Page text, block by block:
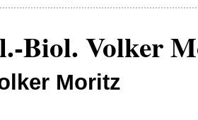
Biol. Volker
Moritz